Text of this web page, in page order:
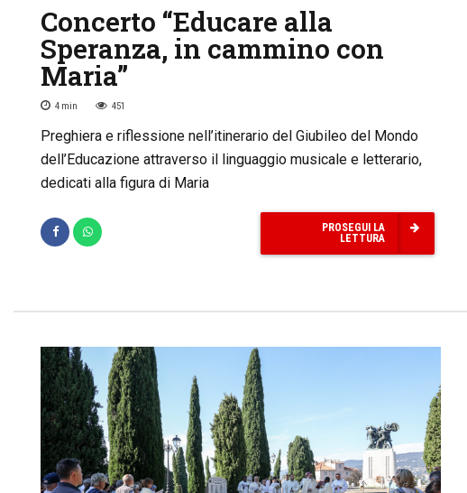
Concerto “Educare alla
Speranza, in cammino con
Maria”
4 min 451
Preghiera e riflessione nell’itinerario del Giubileo del Mondo
dell’Educazione attraverso il linguaggio musicale e letterario,
dedicati alla figura di Maria
PROSEGUI LA
LETTURA